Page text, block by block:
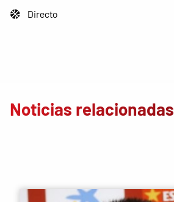
Directo
Noticias relacionadas